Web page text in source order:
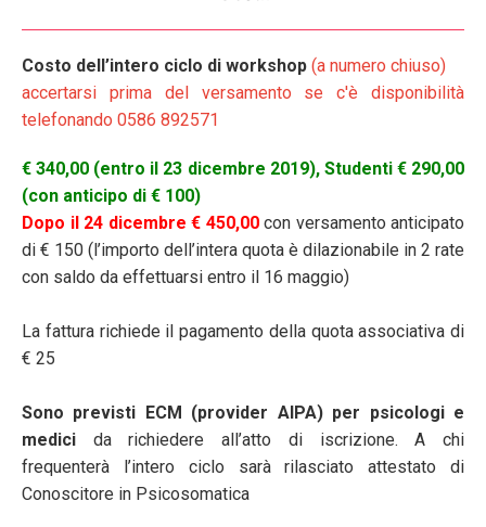
Costo dell’intero ciclo di workshop (a numero chiuso)
accertarsi prima del versamento se c'è disponibilità
telefonando 0586 892571
€ 340,00 (entro il 23 dicembre 2019), Studenti € 290,00
(con anticipo di € 100)
Dopo il 24 dicembre € 450,00con versamento anticipato
di € 150 (l’importo dell’intera quota è dilazionabile in 2 rate
con saldo da effettuarsi entro il 16 maggio)
La fattura richiede il pagamento della quota associativa di
€ 25
Sono previsti ECM (provider AIPA) per psicologi e
medici da richiedere all’atto di iscrizione. A chi
frequenterà l’intero ciclo sarà rilasciato attestato di
Conoscitore in Psicosomatica